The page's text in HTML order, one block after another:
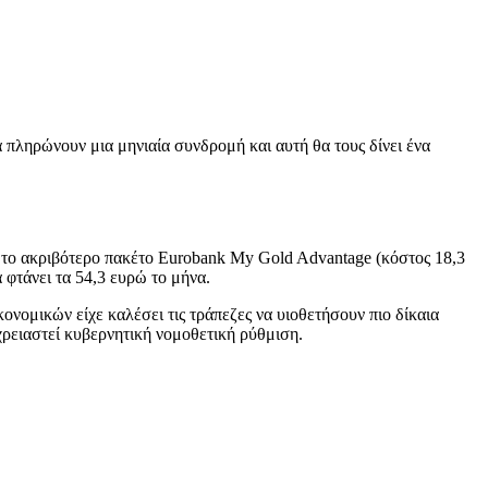
μια μηνιαία συνδρομή και αυτή θα τους δίνει ένα
ακριβότερο πακέτο Eurobank My Gold Advantage (κόστος 18,3
τα 54,3 ευρώ το μήνα.
είχε καλέσει τις τράπεζες να υιοθετήσουν πιο δίκαια
κυβερνητική νομοθετική ρύθμιση.